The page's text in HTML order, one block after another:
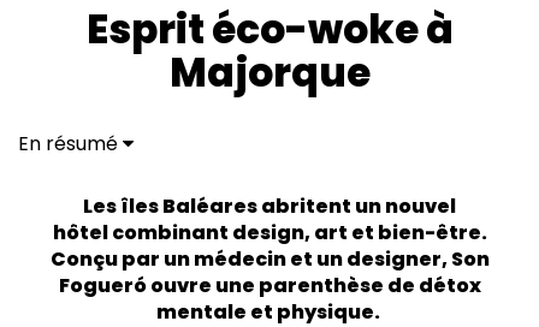
Esprit éco-woke à
Majorque
En résumé
du beauLes îles Baléares abritent un nouvel
hôtel combinant design, art et bien-être.
Conçu par un médecin et un designer, Son
Fogueró ouvre une parenthèse de détox
mentale et physique.